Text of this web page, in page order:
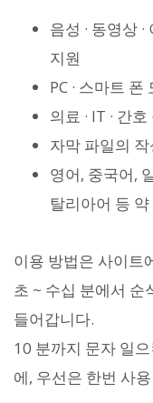
음성 · 동영상
지원
PC · 스마트
의료 · IT · 간
자막 파일의
영어, 중국어,
탈리아어 등
이용 방법은 사이트
초 ~ 수십 분에서 순
들어갑니다.
10 분까지 문자 일
에, 우선은 한번 사